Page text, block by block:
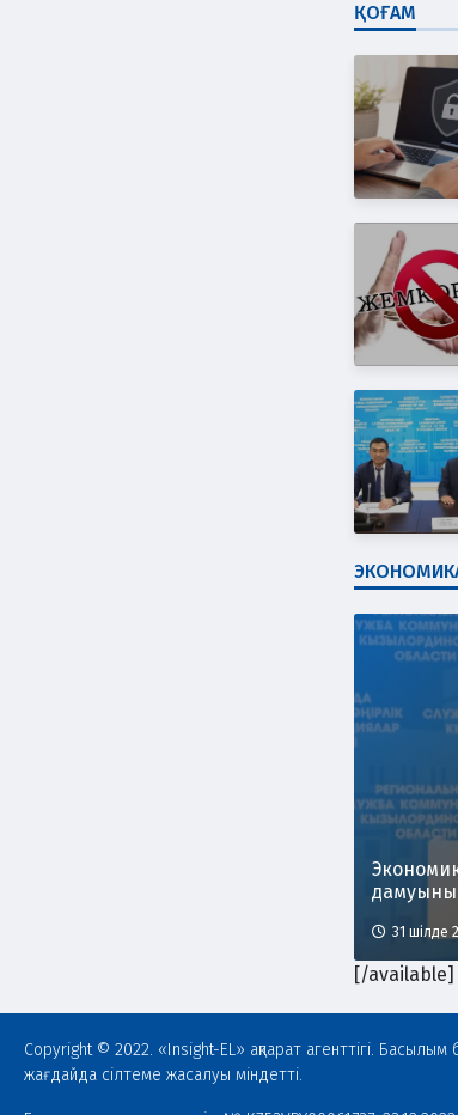
ҚОҒАМ
31 шілде
[/available]
Copyright © 2022. «Insight-EL» ақпарат агенттігі.
жағдайда сілтеме жасалуы міндетті.